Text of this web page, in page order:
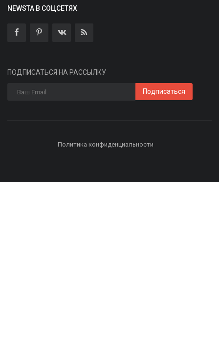
NEWSTA В СОЦСЕТЯХ
ПОДПИСАТЬСЯ НА РАССЫЛКУ
Подписаться
Политика конфиденциальности